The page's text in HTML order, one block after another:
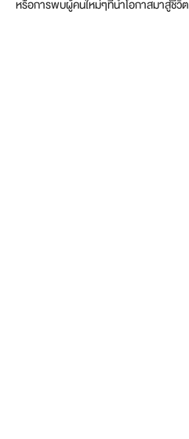
หรือการพบผู้คนใหม่ๆที่นำโอกาสมาสู่ชีวิต